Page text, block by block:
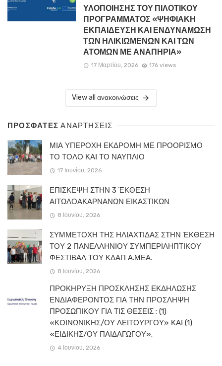
ΥΛΟΠΟΙΗΣΗΣ ΤΟΥ ΠΙΛΟΤΙΚΟΥ
ΠΡΟΓΡΑΜΜΑΤΟΣ «ΨΗΦΙΑΚΗ
ΕΚΠΑΙΔΕΥΣΗ ΚΑΙ ΕΝΔΥΝΑΜΩΣΗ
ΤΩΝ ΗΛΙΚΙΩΜΕΝΩΝ ΚΑΙ ΤΩΝ
ΑΤΟΜΩΝ ΜΕ ΑΝΑΠΗΡΙΑ»
17 Μαρτίου, 2026 176 views
View all ανακοινώσεις
ΠΡΟΣΦΑΤΕΣΑΝΑΡΤΗΣΕΙΣ
ΜΙΑ ΥΠΕΡΟΧΗ ΕΚΔΡΟΜΗ ΜΕ ΠΡΟΟΡΙΣΜΟ
ΤΟ ΤΟΛΟ ΚΑΙ ΤΟ ΝΑΥΠΛΙΟ
17 Ιουνίου, 2026
ΕΠΙΣΚΕΨΗ ΣΤΗΝ 3 ΈΚΘΕΣΗ
ΑΙΤΩΛΟΑΚΑΡΝΑΝΩΝ ΕΙΚΑΣΤΙΚΩΝ
8 Ιουνίου, 2026
ΣΥΜΜΕΤΟΧΗ ΤΗΣ ΗΛΙΑΧΤΙΔΑΣ ΣΤΗΝ ΈΚΘΕΣΗ
ΤΟΥ 2 ΠΑΝΕΛΛΗΝΙΟΥ ΣΥΜΠΕΡΙΛΗΠΤΙΚΟΥ
ΦΕΣΤΙΒΑΛ ΤΟΥ ΚΔΑΠ Α.ΜΕΑ.
8 Ιουνίου, 2026
ΠΡΟΚΗΡΥΞΗ ΠΡΟΣΚΛΗΣΗΣ ΕΚΔΗΛΩΣΗΣ
ΕΝΔΙΑΦΕΡΟΝΤΟΣ ΓΙΑ ΤΗΝ ΠΡΟΣΛΗΨΗ
ΠΡΟΣΩΠΙΚΟΥ ΓΙΑ ΤΙΣ ΘΕΣΕΙΣ : (1)
«ΚΟΙΝΩΝΙΚΗΣ/ΟΥ ΛΕΙΤΟΥΡΓΟΥ» ΚΑΙ (1)
«ΕΙΔΙΚΗΣ/ΟΥ ΠΑΙΔΑΓΩΓΟΥ».
4 Ιουνίου, 2026